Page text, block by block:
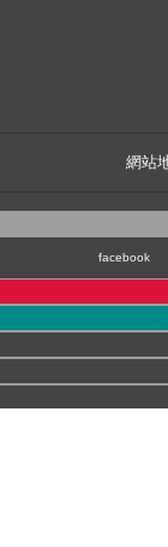
網站
facebook